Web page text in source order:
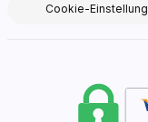
Cookie-